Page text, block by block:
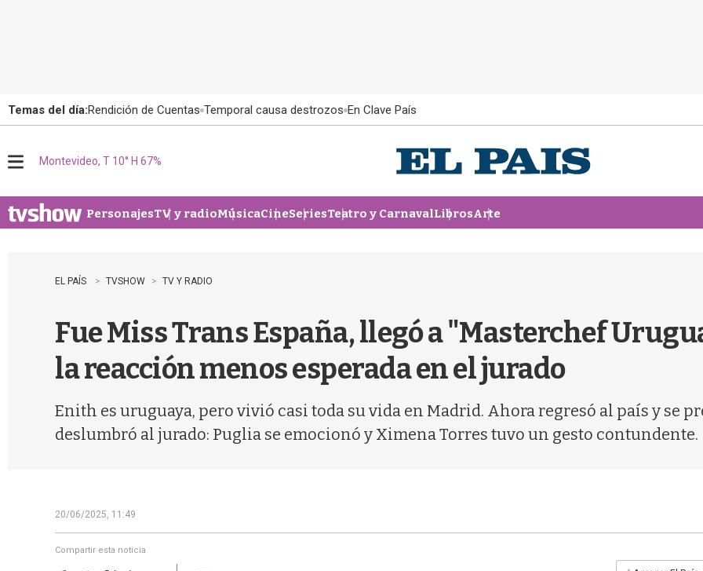
Temas del día:Rendición de Cuentas Temporal causa destrozos En Clave País
u
Montevideo, T 10° H 67%
PersonajesTV y radioMúsicaCineSeriesTeatro y CarnavalLibrosArte
EL PAÍS TVSHOW TV Y RADIO
Fue Miss Trans España, llegó a "Masterchef
la reacción menos esperada en el jurado
Enith es uruguaya, pero vivió casi toda su vida en Madrid. Ahora regresó al país y se
deslumbró al jurado: Puglia se emocionó y Ximena Torres tuvo un gesto contundente.
20/06/2025, 11:49
Compartir esta noticia